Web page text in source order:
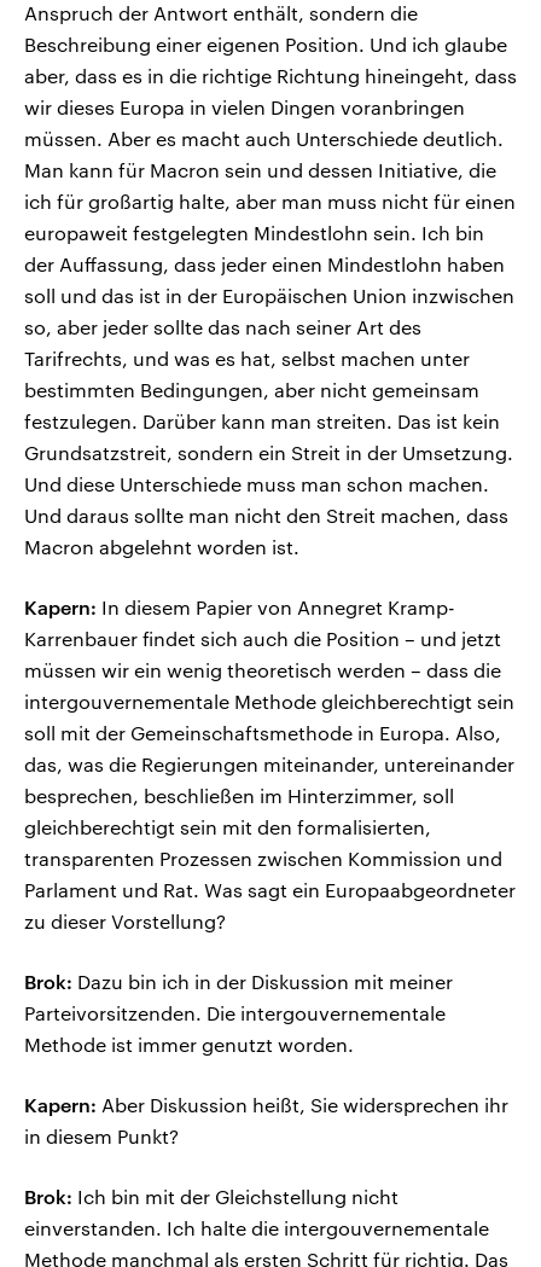
Anspruch der Antwort enthält, sondern die
Beschreibung einer eigenen Position. Und ich glaube
aber, dass es in die richtige Richtung hineingeht, dass
wir dieses Europa in vielen Dingen voranbringen
müssen. Aber es macht auch Unterschiede deutlich.
Man kann für Macron sein und dessen Initiative, die
ich für großartig halte, aber man muss nicht für einen
europaweit festgelegten Mindestlohn sein. Ich bin
der Auffassung, dass jeder einen Mindestlohn haben
soll und das ist in der Europäischen Union inzwischen
so, aber jeder sollte das nach seiner Art des
Tarifrechts, und was es hat, selbst machen unter
bestimmten Bedingungen, aber nicht gemeinsam
festzulegen. Darüber kann man streiten. Das ist kein
Grundsatzstreit, sondern ein Streit in der Umsetzung.
Und diese Unterschiede muss man schon machen.
Und daraus sollte man nicht den Streit machen, dass
Macron abgelehnt worden ist.
Kapern: In diesem Papier von Annegret Kramp-
Karrenbauer findet sich auch die Position – und jetzt
müssen wir ein wenig theoretisch werden – dass die
intergouvernementale Methode gleichberechtigt sein
soll mit der Gemeinschaftsmethode in Europa. Also,
das, was die Regierungen miteinander, untereinander
besprechen, beschließen im Hinterzimmer, soll
gleichberechtigt sein mit den formalisierten,
transparenten Prozessen zwischen Kommission und
Parlament und Rat. Was sagt ein Europaabgeordneter
zu dieser Vorstellung?
Brok: Dazu bin ich in der Diskussion mit meiner
Parteivorsitzenden. Die intergouvernementale
Methode ist immer genutzt worden.
Kapern: Aber Diskussion heißt, Sie widersprechen ihr
in diesem Punkt?
Brok: Ich bin mit der Gleichstellung nicht
einverstanden. Ich halte die intergouvernementale
Methode manchmal als ersten Schritt für richtig. Das